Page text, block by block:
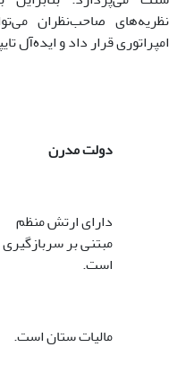
نظریه‌هاى صاحب‌نظران
امپراتورى قرار داد و ایده‌آل
دولت مدرن
داراى ارتش منظم
مبتنى بر سربازگیرى
است.
مالیات ستان است.